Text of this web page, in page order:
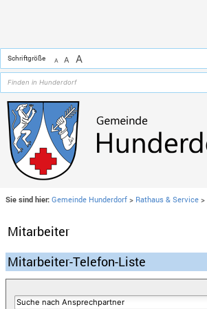
Schriftgröße A A A
Sie sind hier: Gemeinde Hunderdorf > Rathaus & Service >
Mitarbeiter
Mitarbeiter-Telefon-Liste